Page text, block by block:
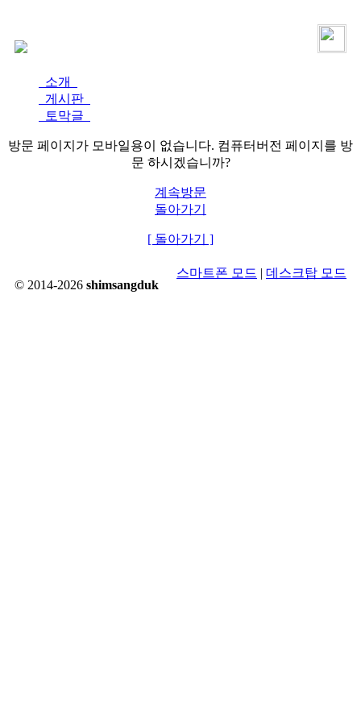
소개
게시판
토막글
방문 페이지가 모바일용이 없습니다. 컴퓨터버전 페이지를 방
문 하시겠습니까?
계속방문
돌아가기
[ 돌아가기 ]
© 2014-2026 shimsangduk
스마트폰 모드 | 데스크탑 모드